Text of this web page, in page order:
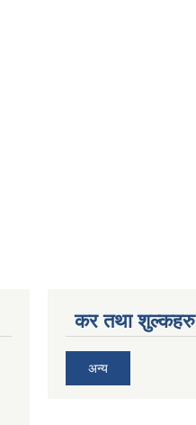
कर तथा शुल्कहरु
अन्य